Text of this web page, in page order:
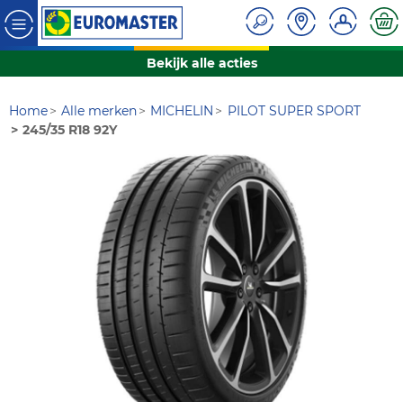
Bekijk alle acties
Home Alle merken MICHELIN
PILOT SUPER SPORT
245/35 R18 92Y